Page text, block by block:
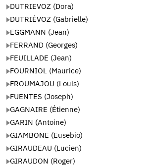
DUTRIEVOZ (Dora)
DUTRIÉVOZ (Gabrielle)
EGGMANN (Jean)
FERRAND (Georges)
FEUILLADE (Jean)
FOURNIOL (Maurice)
FROUMAJOU (Louis)
FUENTES (Joseph)
GAGNAIRE (Étienne)
GARIN (Antoine)
GIAMBONE (Eusebio)
GIRAUDEAU (Lucien)
GIRAUDON (Roger)